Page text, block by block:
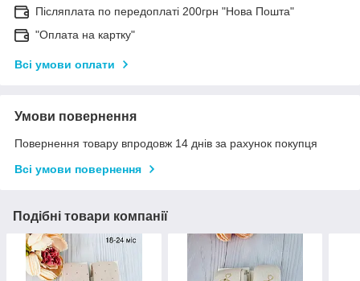
Післяплата по передоплаті 200грн "Нова Пошта"
"Оплата на картку"
Всі умови оплати
Умови повернення
Повернення товару впродовж 14 днів за рахунок покупця
Всі умови повернення
Подібні товари компанії